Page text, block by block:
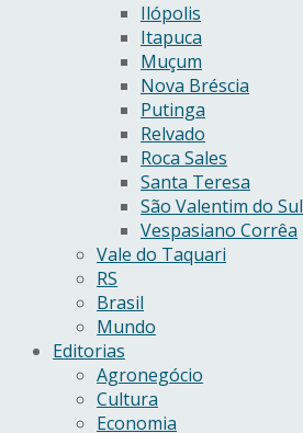
Ilópolis
Itapuca
Muçum
Nova Bréscia
Putinga
Relvado
Roca Sales
Santa Teresa
São Valentim do Sul
Vespasiano Corrêa
Vale do Taquari
RS
Brasil
Mundo
Editorias
Agronegócio
Cultura
Economia